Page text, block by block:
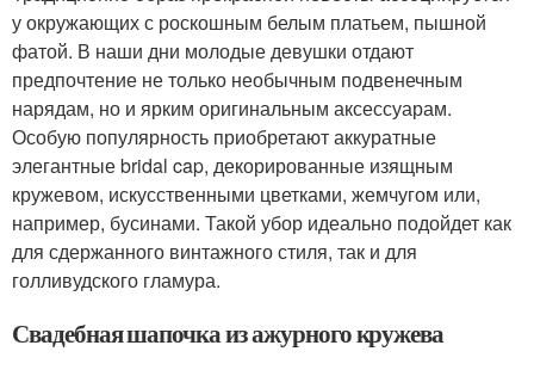
у окружающих с роскошным белым платьем, пышной
фатой. В наши дни молодые девушки отдают
предпочтение не только необычным подвенечным
нарядам, но и ярким оригинальным аксессуарам.
Особую популярность приобретают аккуратные
элегантные bridal cap, декорированные изящным
кружевом, искусственными цветками, жемчугом или,
например, бусинами. Такой убор идеально подойдет как
для сдержанного винтажного стиля, так и для
голливудского гламура.
Свадебная шапочка из ажурного кружева